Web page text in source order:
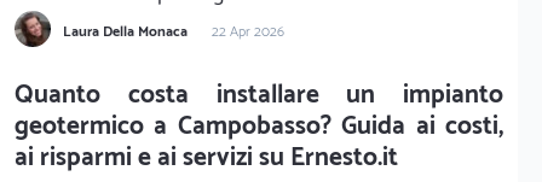
Laura Della Monaca 22 Apr 2026
Quanto costa installare un impianto
geotermico a Campobasso? Guida ai costi,
ai risparmi e ai servizi su Ernesto.it